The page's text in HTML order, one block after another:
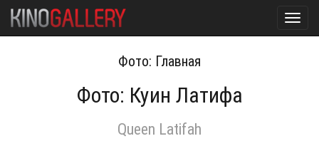
Фото: Главная
Фото: Куин Латифа
Queen Latifah